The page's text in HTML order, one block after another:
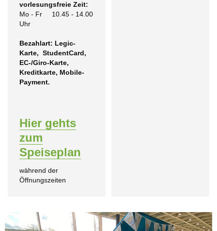
vorlesungsfreie Zeit:
Mo - Fr
10.45 - 14.00
Uhr
Bezahlart: Legic-
Karte, StudentCard,
EC-/Giro-Karte,
Kreditkarte, Mobile-
Payment.
Hier gehts
zum
Speiseplan
während der
Öffnungszeiten